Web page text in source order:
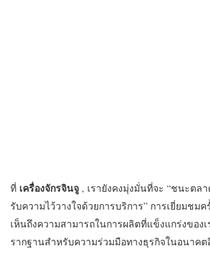
ที่ เครื่องจักรจินจู , เรายังคงมุ่งมั่นที่จะ “ชนะต
รับความไว้วางใจด้วยการบริการ” การเยี่ยมชม
เห็นถึงความสามารถในการผลิตที่แข็งแกร่งของเ
รากฐานสำหรับความร่วมมือทางธุรกิจในอนาคต